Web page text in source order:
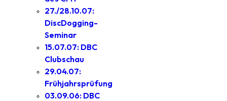
27./28.10.07:
DiscDogging-
Seminar
15.07.07: DBC
Clubschau
29.04.07:
Frühjahrsprüfung
03.09.06: DBC